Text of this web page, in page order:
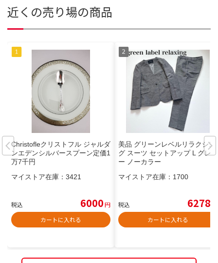
近くの売り場の商品
Christofleクリストフル ジャルダ
ンエデンシルバースプーン定価1
万7千円
マイストア在庫： 3421
税込 6000円
カートに入れる
美品 グリーンレベルリラクシン
グ スーツ セットアップ L グレ
ー ノーカラー
マイストア在庫： 1700
税込 6278
カートに入れる